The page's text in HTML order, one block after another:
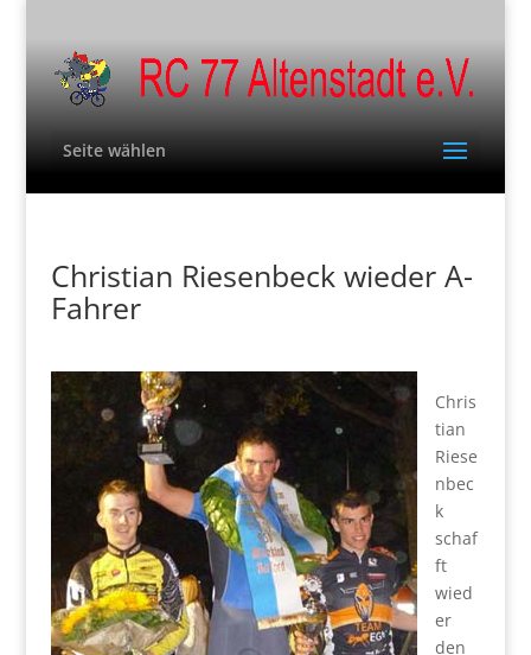
Seite wählen
Christian Riesenbeck wieder A-
Fahrer
Chris
tian
Riese
nbec
k
schaf
ft
wied
er
den